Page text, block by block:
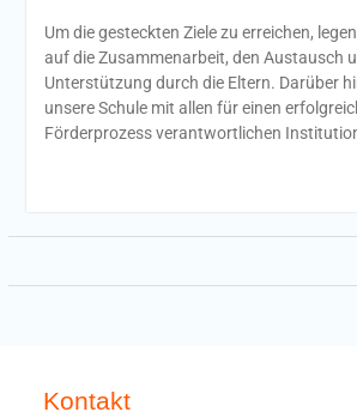
Um die gesteckten Ziele zu erreichen,
auf die Zusammenarbeit, den Austausch
Unterstützung durch die Eltern. Darüber
unsere Schule mit allen für einen
Förderprozess verantwortlichen
Kontakt